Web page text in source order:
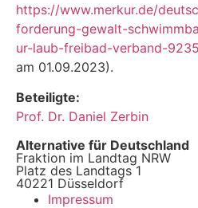
https://www.merkur.de/
forderung-gewalt-
ur-laub-freibad-verband-
am 01.09.2023).
Beteiligte:
Prof. Dr. Daniel Zerbin
Alternative für Deutschland
Fraktion im Landtag NRW
Platz des Landtags 1
40221 Düsseldorf
Impressum